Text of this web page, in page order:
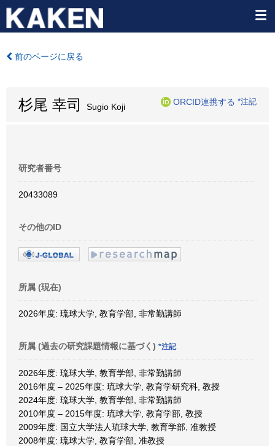
前のページに戻る
杉尾 幸司 Sugio Koji
ORCID連携する *注記
研究者番号
20433089
その他のID
所属 (現在)
2026年度: 琉球大学, 教育学部, 非常勤講師
所属 (過去の研究課題情報に基づく) *注記
2026年度: 琉球大学, 教育学部, 非常勤講師
2016年度 – 2025年度: 琉球大学, 教育学研究科, 教授
2024年度: 琉球大学, 教育学部, 非常勤講師
2010年度 – 2015年度: 琉球大学, 教育学部, 教授
2009年度: 国立大学法人琉球大学, 教育学部, 准教授
2008年度: 琉球大学, 教育学部, 准教授